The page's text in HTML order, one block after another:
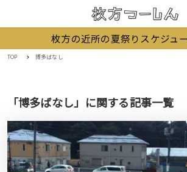
枚方の近所の夏祭りスケジュ
TOP 博多ばなし
「博多ばなし」に関する記事一覧